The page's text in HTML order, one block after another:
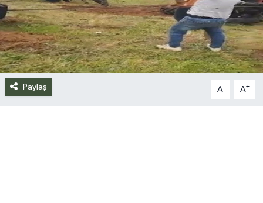
Paylaş A- A+
Teknoloji
Yazarlar